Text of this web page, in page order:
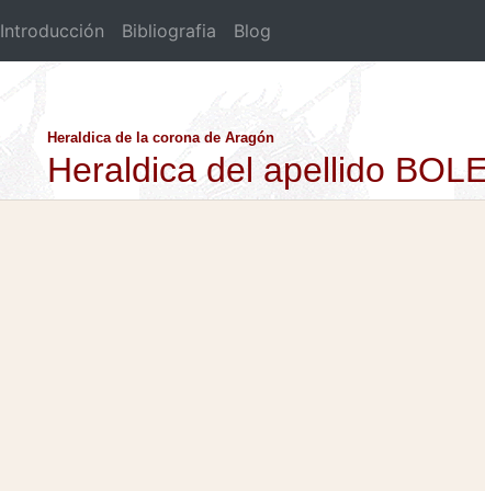
Introducción Bibliografia Blog
Heraldica de la corona de Aragón
Heraldica del apellido